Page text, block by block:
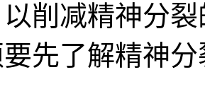
以削减精神分
先了解精神